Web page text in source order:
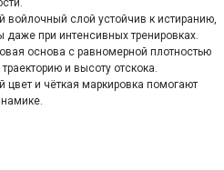
войлочный слой устойчив к истиранию,
даже при интенсивных тренировках.
основа с равномерной плотностью
и высоту отскока.
цвет и чёткая маркировка помогают